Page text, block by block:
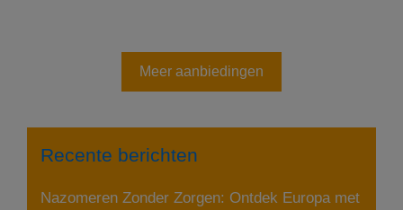
Meer aanbiedingen
Recente berichten
Nazomeren Zonder Zorgen: Ontdek Europa met